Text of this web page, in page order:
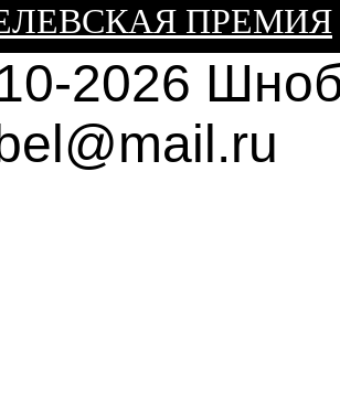
ПРЕМИЯ
2026